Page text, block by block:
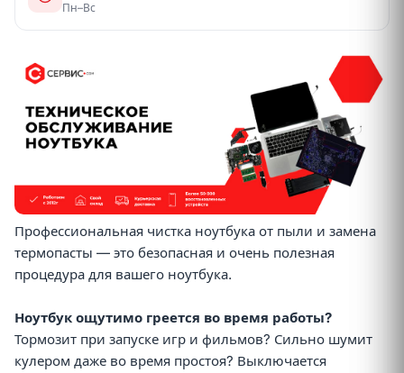
Пн–Вс
Профессиональная чистка ноутбука от пыли и замена
термопасты — это безопасная и очень полезная
процедура для вашего ноутбука.
Ноутбук ощутимо греется во время работы?
Тормозит при запуске игр и фильмов? Сильно шумит
кулером даже во время простоя? Выключается